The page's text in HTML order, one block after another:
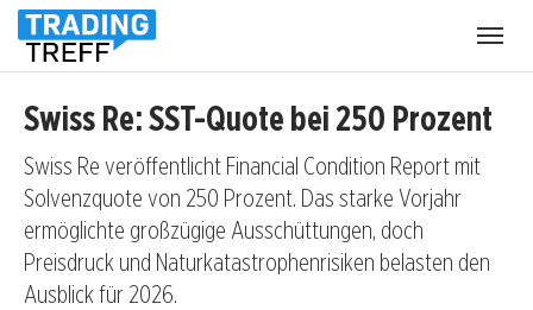
Swiss Re: SST-Quote bei 250 Prozent
Swiss Re veröffentlicht Financial Condition Report mit
Solvenzquote von 250 Prozent. Das starke Vorjahr
ermöglichte großzügige Ausschüttungen, doch
Preisdruck und Naturkatastrophenrisiken belasten den
Ausblick für 2026.